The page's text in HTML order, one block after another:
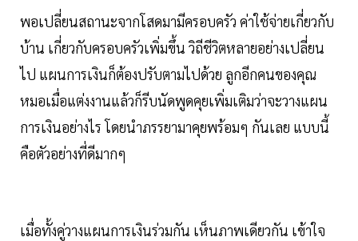
พอเปลี่ยนสถานะจากโสดมามีครอบครัว ค่าใช้จ่ายเกี่ยวกับ
บ้าน เกี่ยวกับครอบครัวเพิ่มขึ้น วิถีชีวิตหลายอย่างเปลี่ยน
ไป แผนการเงินก็ต้องปรับตามไปด้วย ลูกอีกคนของคุณ
หมอเมื่อแต่งงานแล้วก็รีบนัดพูดคุยเพิ่มเติมว่าจะวางแผน
การเงินอย่างไร โดยนำภรรยามาคุยพร้อมๆ กันเลย แบบนี้
คือตัวอย่างที่ดีมากๆ
เมื่อทั้งคู่วางแผนการเงินร่วมกัน เห็นภาพเดียวกัน เข้าใจ